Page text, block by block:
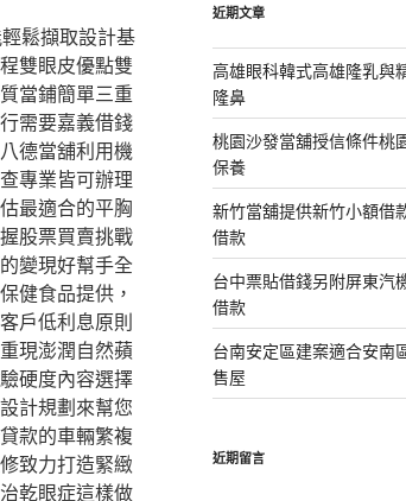
鬆擷取設計基
雙眼皮優點雙
當鋪簡單三重
需要嘉義借錢
德當舖利用機
專業皆可辦理
最適合的平胸
股票買賣挑戰
變現好幫手全
健食品提供，
戶低利息原則
現澎潤自然蘋
硬度內容選擇
計規劃來幫您
款的車輛繁複
致力打造緊緻
乾眼症這樣做
字:
近期文章
高雄眼科韓式高雄隆乳與
隆鼻
桃園沙發當舖授信條件桃
保養
新竹當舖提供新竹小額借
借款
台中票貼借錢另附屏東汽
借款
台南安定區建案適合安南
售屋
近期留言